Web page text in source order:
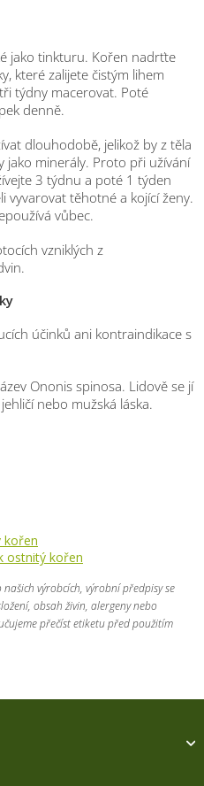
jako tinkturu. Kořen nadrťte
které zalijete čistým lihem
týdny macerovat. Poté
denně.
dlouhodobě, jelikož by z těla
jako minerály. Proto při užívání
3 týdnu a poté 1 týden
vyvarovat těhotné a kojící ženy.
vůbec.
vzniklých z
účinků ani kontraindikace s
Ononis spinosa. Lidově se jí
nebo mužská láska.
kořen
ostnitý kořen
výrobcích, výrobní předpisy se
obsah živin, alergeny nebo
přečíst etiketu před použitím